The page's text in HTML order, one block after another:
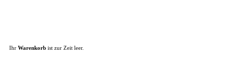
Ihr Warenkorb ist zur Zeit leer.